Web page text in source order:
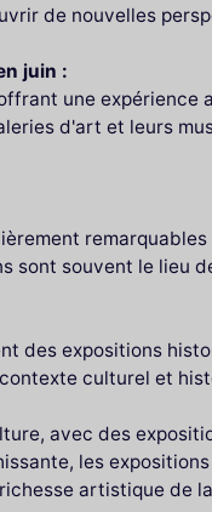
de nouvelles
juin :
une
d'art et leurs
sont souvent le lieu
des expositions
culturel et
avec des
les
artistique de